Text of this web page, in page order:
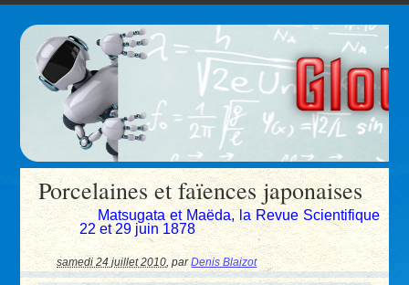
Porcelaines et faïences japonaises
Matsugata et Maëda, la Revue Scientifique
22 et 29 juin 1878
samedi 24 juillet 2010,parDenis Blaizot